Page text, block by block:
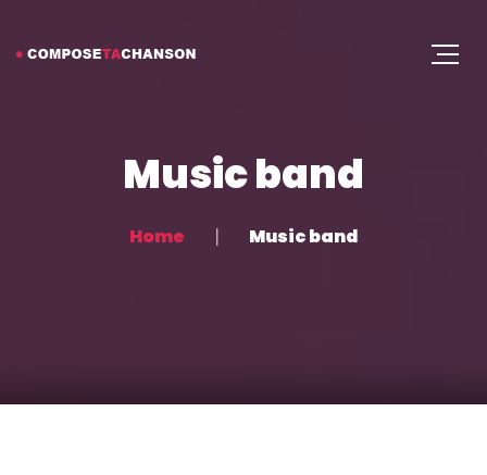
Music band
Home Music band